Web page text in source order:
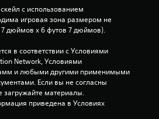
с использованием
игровая зона размером не
7 дюймов х 6 футов 7 дюймов).
в соответствии с Условиями
Network, Условиями
и любыми другими применимыми
Если вы не согласны
загружайте материалы.
приведена в Условиях